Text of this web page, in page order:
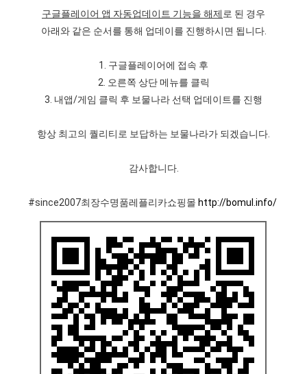
구글플레이어 앱 자동업데이트 기능을 해제 로 된 경우
아래와 같은 순서를 통해 업데이를 진행하시면 됩니다.
1. 구글플레이어에 접속 후
2. 오른쪽 상단 메뉴를 클릭
3. 내앱/게임 클릭 후 보물나라 선택 업데이트를 진행
항상 최고의 퀄리티로 보답하는 보물나라가 되겠습니다.
감사합니다.
#since2007최장수명품레플리카쇼핑몰 http://bomul.info/